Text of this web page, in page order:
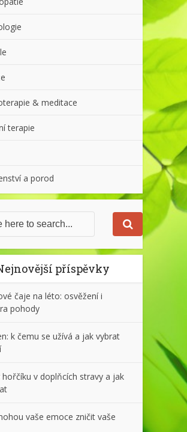
& meditace
terapie
a porod
příspěvky
čaje na léto: osvěžení i
pohody
k čemu se užívá a jak vybrat
hořčíku v doplňcích stravy a jak
vaše emoce zničit vaše